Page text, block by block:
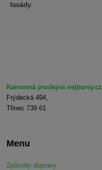
fasády.
Kamenná prodejna nejbarvy.cz
Frýdecká 494,
Třinec 739 61
Menu
Způsoby dopravy